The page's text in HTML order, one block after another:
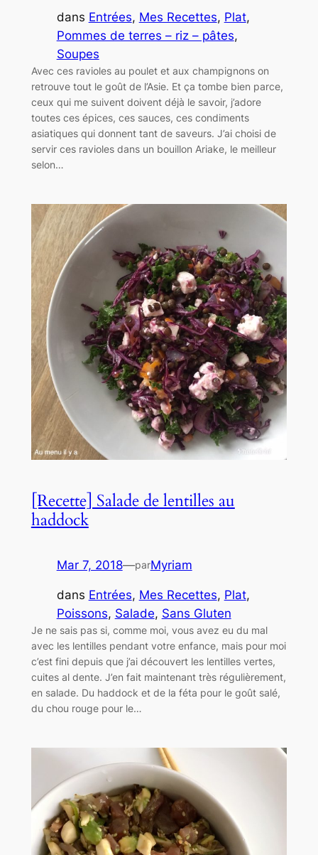
dans Entrées, Mes Recettes, Plat
Pommes de terres – riz – pâtes
Soupes
Avec ces ravioles au poulet et aux champignons on
retrouve tout le goût de l’Asie. Et ça tombe bien parce,
ceux qui me suivent doivent déjà le savoir, j’adore
toutes ces épices, ces sauces, ces condiments
asiatiques qui donnent tant de saveurs. J’ai choisi de
servir ces ravioles dans un bouillon Ariake, le meilleur
selon…
[Recette] Salade de lentilles au
haddock
Mar 7, 2018—parMyriam
dans Entrées, Mes Recettes, Plat
Poissons, Salade, Sans Gluten
Je ne sais pas si, comme moi, vous avez eu du mal
avec les lentilles pendant votre enfance, mais pour moi
c’est fini depuis que j’ai découvert les lentilles vertes,
cuites al dente. J’en fait maintenant très régulièrement,
en salade. Du haddock et de la féta pour le goût salé,
du chou rouge pour le…